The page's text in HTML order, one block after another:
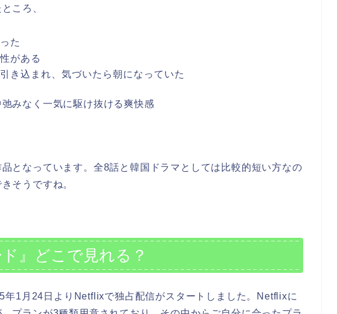
ころ、
た
がある
き込まれ、気づいたら朝になっていた
みなく一気に駆け抜ける爽快感
となっています。全8話と韓国ドラマとしては比較的短い方なの
そうですね。
』どこで見れる？
年1月24日よりNetflixで独占配信がスタートしました。Netflixに